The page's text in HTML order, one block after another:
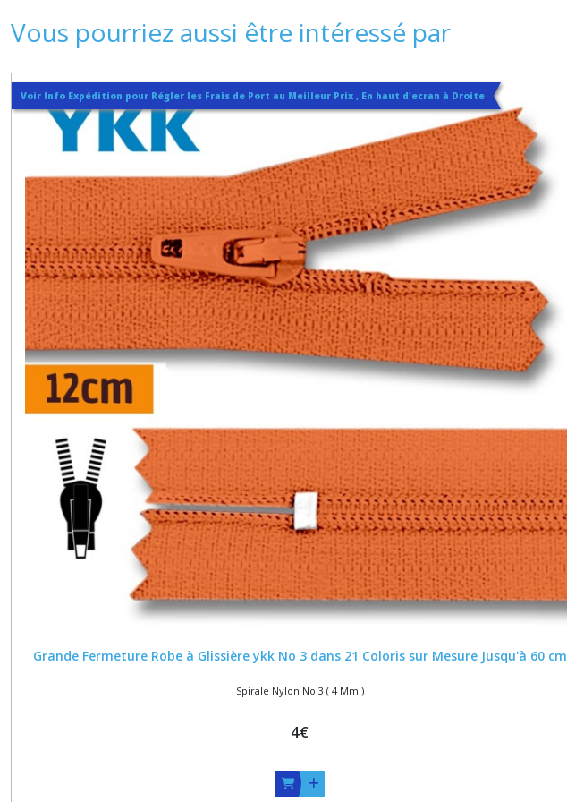
Vous pourriez aussi être intéressé par
Voir Info Expédition pour Régler les Frais de Port au Meilleur Prix , En haut d'ecran à Droite
Grande Fermeture Robe à Glissière ykk No 3 dans 21 Coloris sur Mesure Jusqu'à 60 cm
Spirale Nylon No 3 ( 4 Mm )
4€